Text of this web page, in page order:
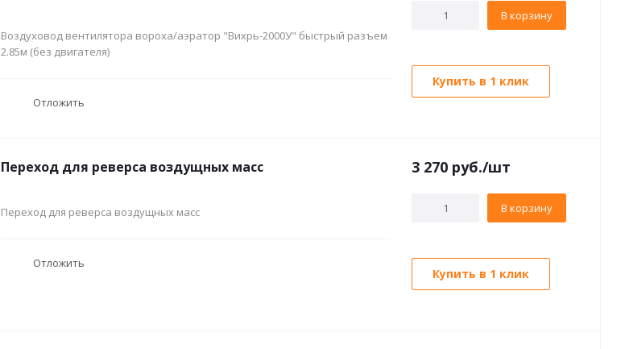
Воздуховод вентилятора вороха/аэратор "Вихрь-2000У" быстрый разъем
2.85м (без двигателя)
Отложить
В корзину
Купить в 1 клик
Переход для реверса воздущных масс
Переход для реверса воздущных масс
Отложить
3 270 руб./шт
В корзину
Купить в 1 клик